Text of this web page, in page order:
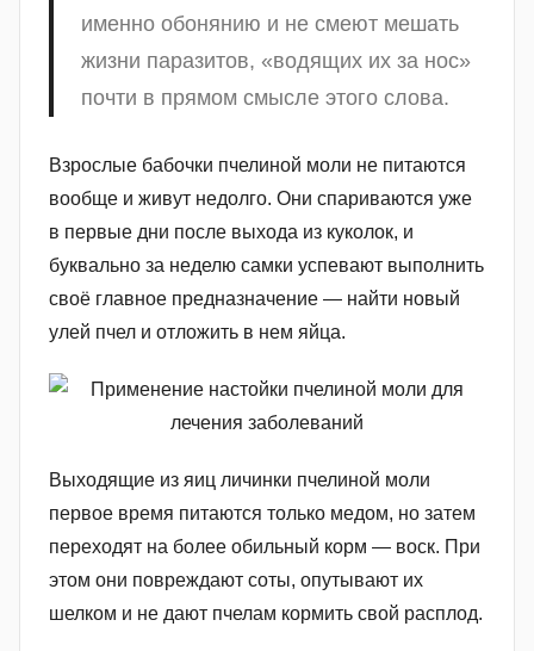
именно обонянию и не смеют мешать
жизни паразитов, «водящих их за нос»
почти в прямом смысле этого слова.
Взрослые бабочки пчелиной моли не питаются
вообще и живут недолго. Они спариваются уже
в первые дни после выхода из куколок, и
буквально за неделю самки успевают выполнить
своё главное предназначение — найти новый
улей пчел и отложить в нем яйца.
Выходящие из яиц личинки пчелиной моли
первое время питаются только медом, но затем
переходят на более обильный корм — воск. При
этом они повреждают соты, опутывают их
шелком и не дают пчелам кормить свой расплод.